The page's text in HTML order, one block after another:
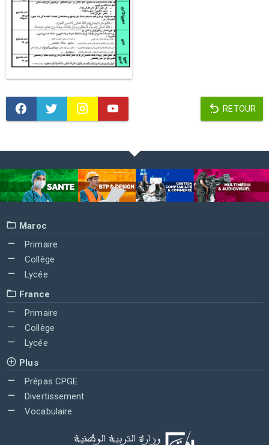
RETOUR
Maroc
Primaire
Collège
Lycée
France
Primaire
Collège
Lycée
Plus
Prépas CPGE
Divertissement
Vocabulaire